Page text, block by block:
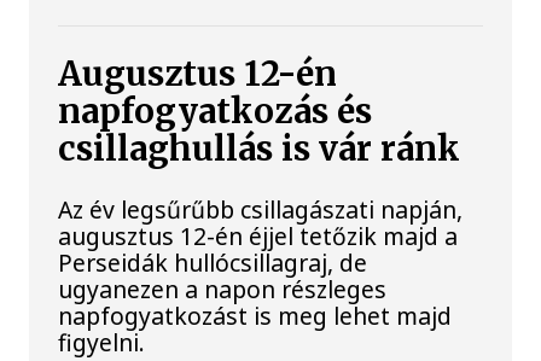
Augusztus 12-én
napfogyatkozás és
csillaghullás is vár ránk
Az év legsűrűbb csillagászati napján,
augusztus 12-én éjjel tetőzik majd a
Perseidák hullócsillagraj, de
ugyanezen a napon részleges
napfogyatkozást is meg lehet majd
figyelni.